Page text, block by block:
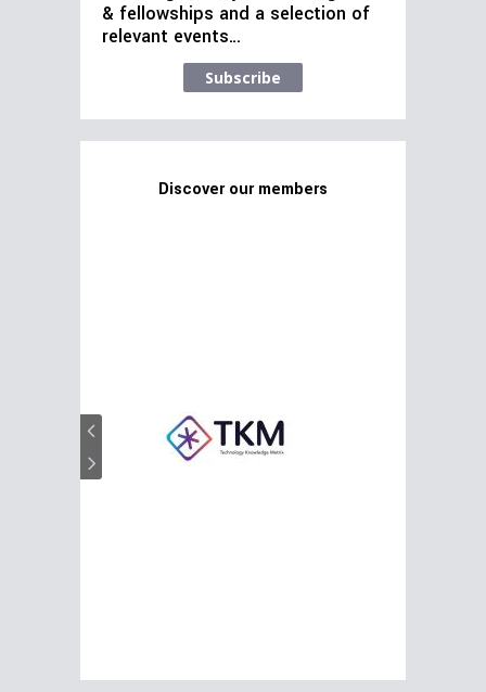
& fellowships and a selection of
relevant events…
Subscribe
Discover our members